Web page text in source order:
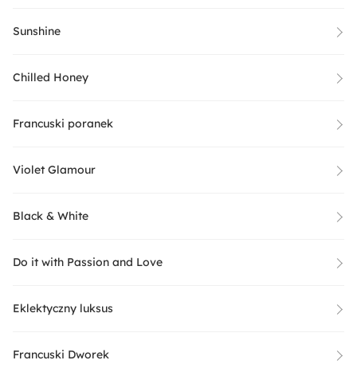
Sunshine
Chilled Honey
Francuski poranek
Violet Glamour
Black & White
Do it with Passion and Love
Eklektyczny luksus
Francuski Dworek